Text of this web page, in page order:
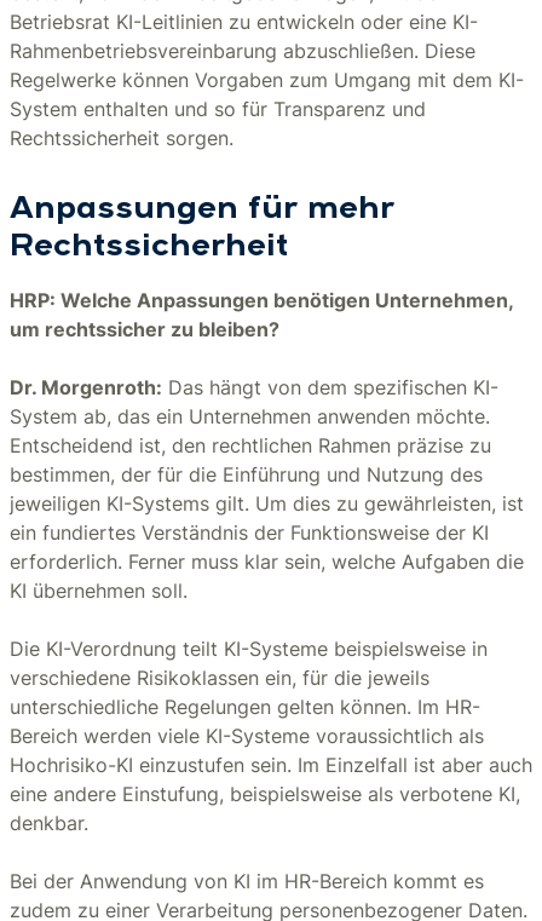
Betriebsrat KI-Leitlinien zu entwickeln oder eine KI-
Rahmenbetriebsvereinbarung abzuschließen. Diese
Regelwerke können Vorgaben zum Umgang mit dem KI-
System enthalten und so für Transparenz und
Rechtssicherheit sorgen.
Anpassungen für mehr
Rechtssicherheit
HRP: Welche Anpassungen benötigen Unternehmen,
um rechtssicher zu bleiben?
Dr. Morgenroth: Das hängt von dem spezifischen KI-
System ab, das ein Unternehmen anwenden möchte.
Entscheidend ist, den rechtlichen Rahmen präzise zu
bestimmen, der für die Einführung und Nutzung des
jeweiligen KI-Systems gilt. Um dies zu gewährleisten, ist
ein fundiertes Verständnis der Funktionsweise der KI
erforderlich. Ferner muss klar sein, welche Aufgaben die
KI übernehmen soll.
Die KI-Verordnung teilt KI-Systeme beispielsweise in
verschiedene Risikoklassen ein, für die jeweils
unterschiedliche Regelungen gelten können. Im HR-
Bereich werden viele KI-Systeme voraussichtlich als
Hochrisiko-KI einzustufen sein. Im Einzelfall ist aber auch
eine andere Einstufung, beispielsweise als verbotene KI,
denkbar.
Bei der Anwendung von KI im HR-Bereich kommt es
zudem zu einer Verarbeitung personenbezogener Daten.